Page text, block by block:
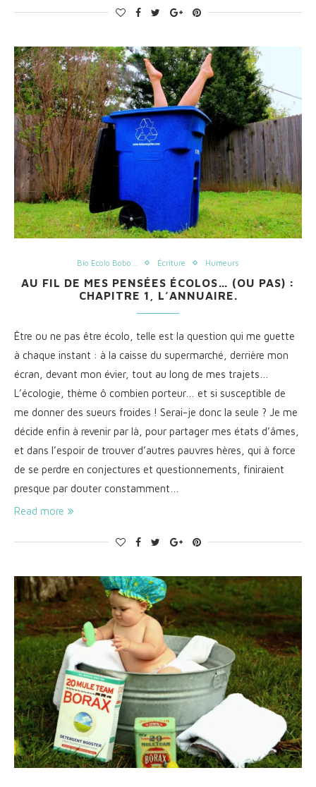
Bio Ecolo Bobo... Écriture Humeurs
AU FIL DE MES PENSÉES ÉCOLOS… (OU PAS) :
CHAPITRE 1, L’ANNUAIRE.
Être ou ne pas être écolo, telle est la question qui me guette
à chaque instant : à la caisse du supermarché, derrière mon
écran, devant mon évier, tout au long de mes trajets…
L’écologie, thème ô combien porteur… et si susceptible de
me donner des sueurs froides ! Serai-je donc la seule ? Je me
décide enfin à revenir par là, pour partager mes états d’âmes,
et dans l’espoir de trouver d’autres pauvres hères, qui à force
de se perdre en conjectures et questionnements, finiraient
presque par douter constamment…
Read more